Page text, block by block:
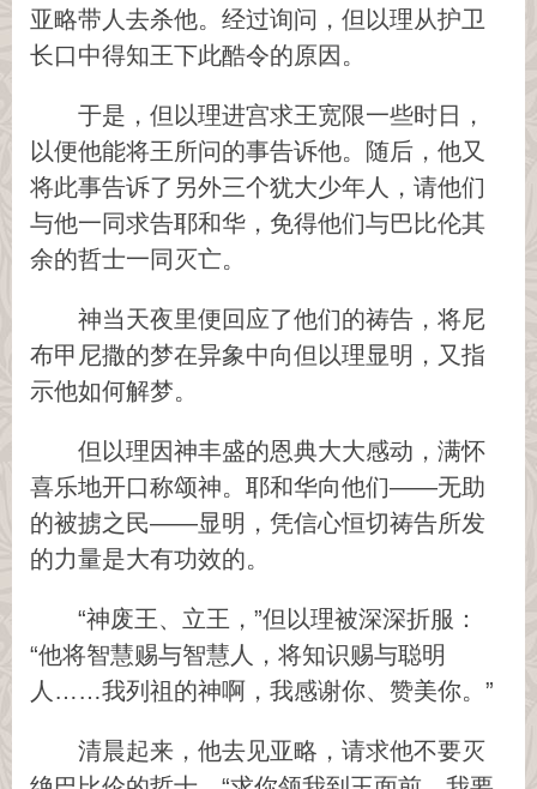
亚略带人去杀他。经过询问，但以理从护卫
长口中得知王下此酷令的原因。
于是，但以理进宫求王宽限一些时日，
以便他能将王所问的事告诉他。随后，他又
将此事告诉了另外三个犹大少年人，请他们
与他一同求告耶和华，免得他们与巴比伦其
余的哲士一同灭亡。
神当天夜里便回应了他们的祷告，将尼
布甲尼撒的梦在异象中向但以理显明，又指
示他如何解梦。
但以理因神丰盛的恩典大大感动，满怀
喜乐地开口称颂神。耶和华向他们——无助
的被掳之民——显明，凭信心恒切祷告所发
的力量是大有功效的。
“神废王、立王，”但以理被深深折服：
“他将智慧赐与智慧人，将知识赐与聪明
人……我列祖的神啊，我感谢你、赞美你。”
清晨起来，他去见亚略，请求他不要灭